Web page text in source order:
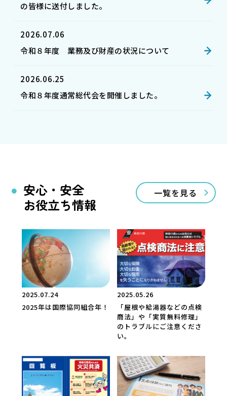
の皆様に送付しました。
2026.07.06
令和８年度 業務及び財産の状況について
2026.06.25
令和８年度通常総代会を開催しました。
安心・安全
お役立ち情報
一覧を見る
2025.07.24
2025年は国際協同組合年！
2025.05.26
「屋根や給湯器などの点検
商法」や「実質無料修理」
のトラブルにご注意くださ
い。